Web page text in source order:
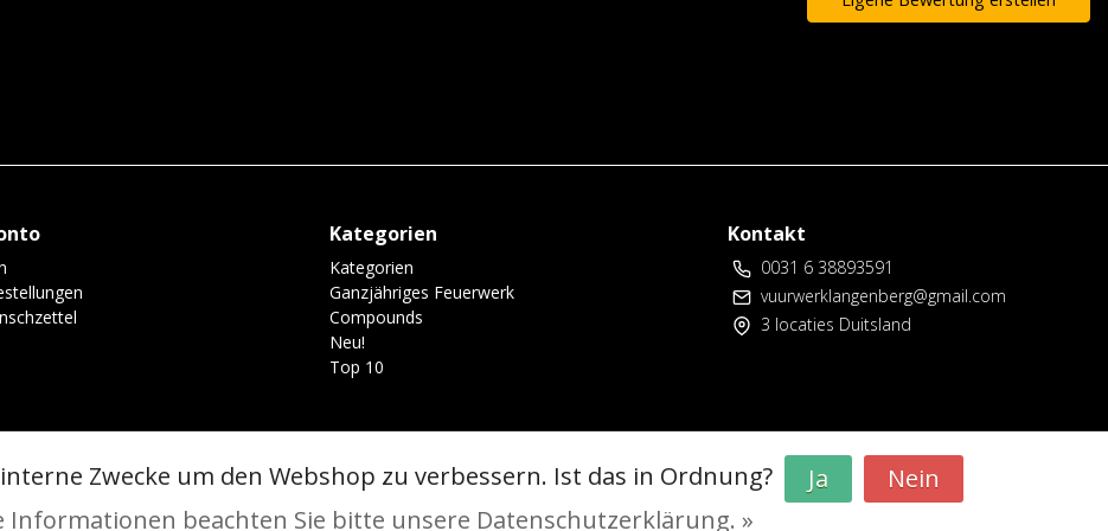
Kategorien
Kategorien
Ganzjähriges Feuerwerk
Compounds
Neu!
Top 10
Kontakt
0031 6 38893591
vuurwerklangenberg@gmail.com
3 locaties Duitsland
Zwecke um den Webshop zu verbessern. Ist das in Ordnung? Ja
Nein
Informationen beachten Sie bitte unsere Datenschutzerklärung. »